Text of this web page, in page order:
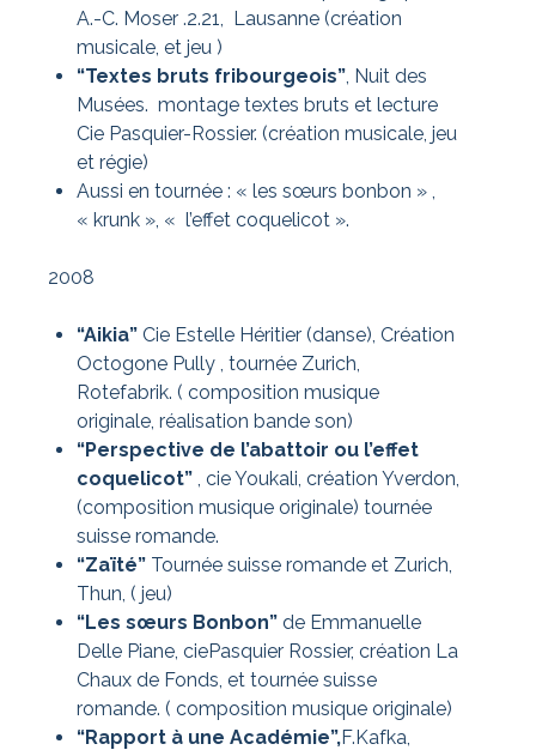
A.-C. Moser .2.21, Lausanne (création
musicale, et jeu )
“Textes bruts fribourgeois”, Nuit des
Musées. montage textes bruts et lecture
Cie Pasquier-Rossier. (création musicale, jeu
et régie)
Aussi en tournée : « les sœurs bonbon » ,
« krunk », « l’effet coquelicot ».
2008
“Aikia”Cie Estelle Héritier (danse), Création
Octogone Pully , tournée Zurich,
Rotefabrik. ( composition musique
originale, réalisation bande son)
“Perspective de l’abattoir ou l’effet
coquelicot”, cie Youkali, création Yverdon,
(composition musique originale) tournée
suisse romande.
“Zaïté” Tournée suisse romande et Zurich,
Thun, ( jeu)
“Les sœurs Bonbon”de Emmanuelle
Delle Piane, ciePasquier Rossier, création La
Chaux de Fonds, et tournée suisse
romande. ( composition musique originale)
“Rapport à une Académie”,F.Kafka,